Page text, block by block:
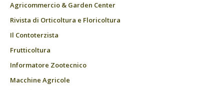
Agricommercio & Garden Center
Rivista di Orticoltura e Floricoltura
Il Contoterzista
Frutticoltura
Informatore Zootecnico
Macchine Agricole